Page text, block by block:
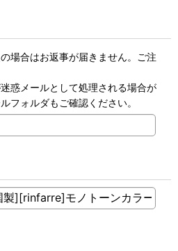
場合はお返事が届きません。ご注
惑メールとして処理される場合が
フォルダもご確認ください。